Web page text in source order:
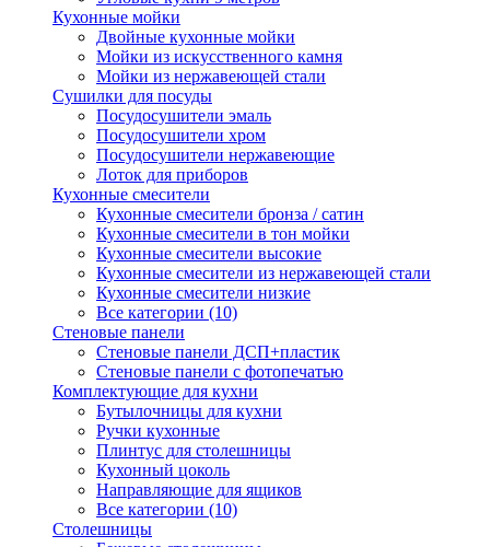
Кухонные мойки
Двойные кухонные мойки
Мойки из искусственного камня
Мойки из нержавеющей стали
Сушилки для посуды
Посудосушители эмаль
Посудосушители хром
Посудосушители нержавеющие
Лоток для приборов
Кухонные смесители
Кухонные смесители бронза / сатин
Кухонные смесители в тон мойки
Кухонные смесители высокие
Кухонные смесители из нержавеющей стали
Кухонные смесители низкие
Все категории (10)
Стеновые панели
Стеновые панели ДСП+пластик
Стеновые панели с фотопечатью
Комплектующие для кухни
Бутылочницы для кухни
Ручки кухонные
Плинтус для столешницы
Кухонный цоколь
Направляющие для ящиков
Все категории (10)
Столешницы